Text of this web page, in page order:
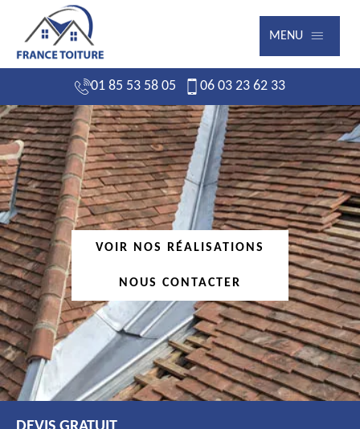
MENU
01 85 53 58 05 06 03 23 62 33
VOIR NOS RÉALISATIONS
NOUS CONTACTER